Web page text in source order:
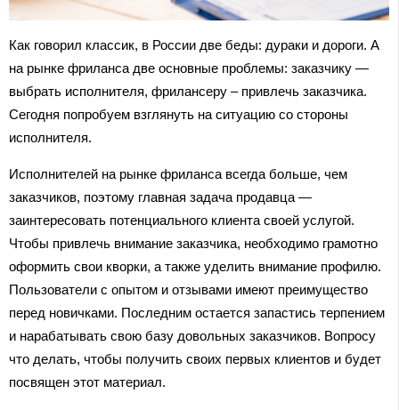
Как говорил классик, в России две беды: дураки и дороги. А
на рынке фриланса две основные проблемы: заказчику —
выбрать исполнителя, фрилансеру – привлечь заказчика.
Сегодня попробуем взглянуть на ситуацию со стороны
исполнителя.
Исполнителей на рынке фриланса всегда больше, чем
заказчиков, поэтому главная задача продавца —
заинтересовать потенциального клиента своей услугой.
Чтобы привлечь внимание заказчика, необходимо грамотно
оформить свои кворки, а также уделить внимание профилю.
Пользователи с опытом и отзывами имеют преимущество
перед новичками. Последним остается запастись терпением
и нарабатывать свою базу довольных заказчиков. Вопросу
что делать, чтобы получить своих первых клиентов и будет
посвящен этот материал.